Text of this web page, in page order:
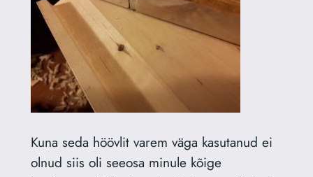
Kuna seda höövlit varem väga kasutanud ei
olnud siis oli seeosa minule kõige